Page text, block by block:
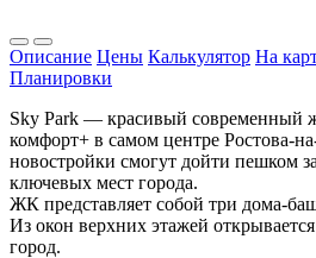
Описание Цены Калькулятор На
Планировки
Sky Park — красивый современный
комфорт+ в самом центре Ростова-
новостройки смогут дойти пешком
ключевых мест города.
ЖК представляет собой три дома-
Из окон верхних этажей
город.